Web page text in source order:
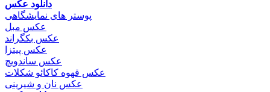
دانلود عکس
پوستر های نمایشگاهی
عکس مبل
عکس بکگراند
عکس پیتزا
عکس ساندویچ
عکس قهوه کاکائو شکلات
عکس نان و شیرینی